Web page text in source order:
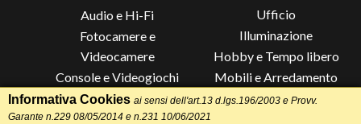
Audio e Hi-Fi
Fotocamere e
Videocamere
Console e Videogiochi
Piccoli Elettrodomestici
Grandi Elettrodomestici e
Ufficio
Illuminazione
Hobby e Tempo libero
Mobili e Arredamento
Lista di Nozze
Informativa Cookies ai sensi dell'art.13 d.lgs.196/2003 e Provv.
Garante n.229 08/05/2014 e n.231 10/06/2021